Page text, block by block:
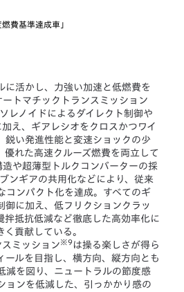
費基準達成車」
に活かし、力強い加速と低燃費を
トマチックトランスミッション
レノイドによるダイレクト制御や
え、ギアレシオをクロスかつワイ
鋭い発進性能と変速ショックの少
優れた高速クルーズ燃費を両立して
や超薄型トルクコンバーターの採
ンギアの共用化などにより、従来
コンパクト化を達成。すべてのギ
御に加え、低フリクションクラッ
拌抵抗低減など徹底した高効率化に
く貢献している。
ミッション ※9 は操る楽しさが得ら
ールを目指し、横方向、縦方向とも
減を図り、ニュートラルの節度感
ョンを低減した、引っかかり感の